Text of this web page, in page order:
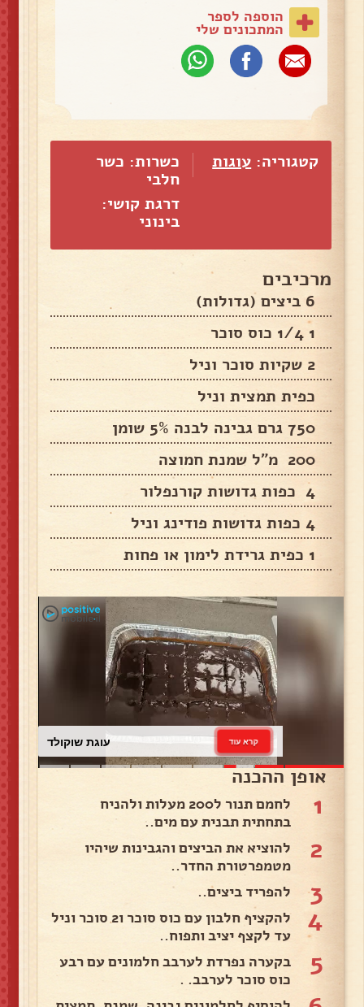
הוספה לספר
המתכונים שלי
קטגוריה: עוגות
כשרות: כשר
חלבי
דרגת קושי:
בינוני
מרכיבים
6 ביצים (גדולות)
1 1/4 כוס סוכר
2 שקיות סוכר וניל
כפית תמצית וניל
750 גרם גבינה לבנה 5% שומן
200 מ”ל שמנת חמוצה
4 כפות גדושות קורנפלור
4 כפות גדושות פודינג וניל
1 כפית גרידת לימון או פחות
עוגת שוקולד קרא עוד
אופן ההכנה
1
לחמם תנור ל200 מעלות ולהניח
בתחתית תבנית עם מים..
2
להוציא את הביצים והגבינות שיהיו
מטמפרטורת החדר..
3 להפריד ביצים..
4
להקציף חלבון עם כוס סוכר ו2 סוכר וניל
עד לקצף יציב ותפוח..
5
בקערה נפרדת לערבב חלמונים עם רבע
כוס סוכר לערבב. .